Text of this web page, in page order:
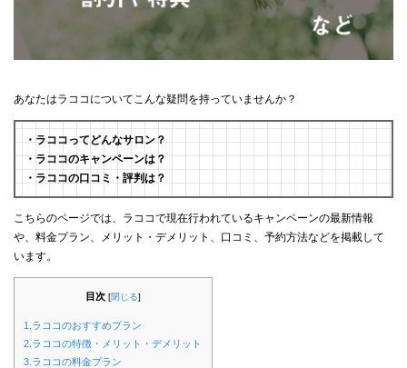
あなたはラココについてこんな疑問を持っていませんか？
・ラココってどんなサロン？
・ラココのキャンペーンは？
・ラココの口コミ・評判は？
こちらのページでは、ラココで現在行われているキャンペーンの最新情報
や、料金プラン、メリット・デメリット、口コミ、予約方法などを掲載して
います。
目次 [閉じる]
1.ラココのおすすめプラン
2.ラココの特徴・メリット・デメリット
3.ラココの料金プラン